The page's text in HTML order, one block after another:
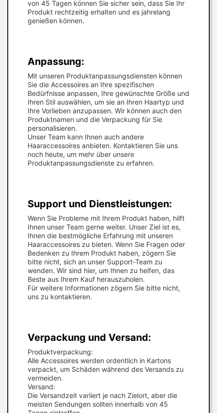
von 45 Tagen können Sie sicher sein, dass Sie Ihr
Produkt rechtzeitig erhalten und es jahrelang
genießen können.
Anpassung:
Mit unseren Produktanpassungsdiensten können
Sie die Accessoires an Ihre spezifischen
Bedürfnisse anpassen, Ihre gewünschte Größe und
Ihren Stil auswählen, um sie an Ihren Haartyp und
Ihre Vorlieben anzupassen. Wir können auch den
Produktnamen und die Verpackung für Sie
personalisieren.
Unser Team kann Ihnen auch andere
Haaraccessoires anbieten. Kontaktieren Sie uns
noch heute, um mehr über unsere
Produktanpassungsdienste zu erfahren.
Support und Dienstleistungen:
Wenn Sie Probleme mit Ihrem Produkt haben, hilft
Ihnen unser Team gerne weiter. Unser Ziel ist es,
Ihnen die bestmögliche Erfahrung mit unseren
Haaraccessoires zu bieten. Wenn Sie Fragen oder
Bedenken zu Ihrem Produkt haben, zögern Sie
bitte nicht, sich an unser Support-Team zu
wenden. Wir sind hier, um Ihnen zu helfen, das
Beste aus Ihrem Kauf herauszuholen.
Für weitere Informationen zögern Sie bitte nicht,
uns zu kontaktieren.
Verpackung und Versand:
Produktverpackung:
Alle Accessoires werden ordentlich in Kartons
verpackt, um Schäden während des Versands zu
vermeiden.
Versand:
Die Versandzeit variiert je nach Zielort, aber die
meisten Sendungen sollten innerhalb von 45